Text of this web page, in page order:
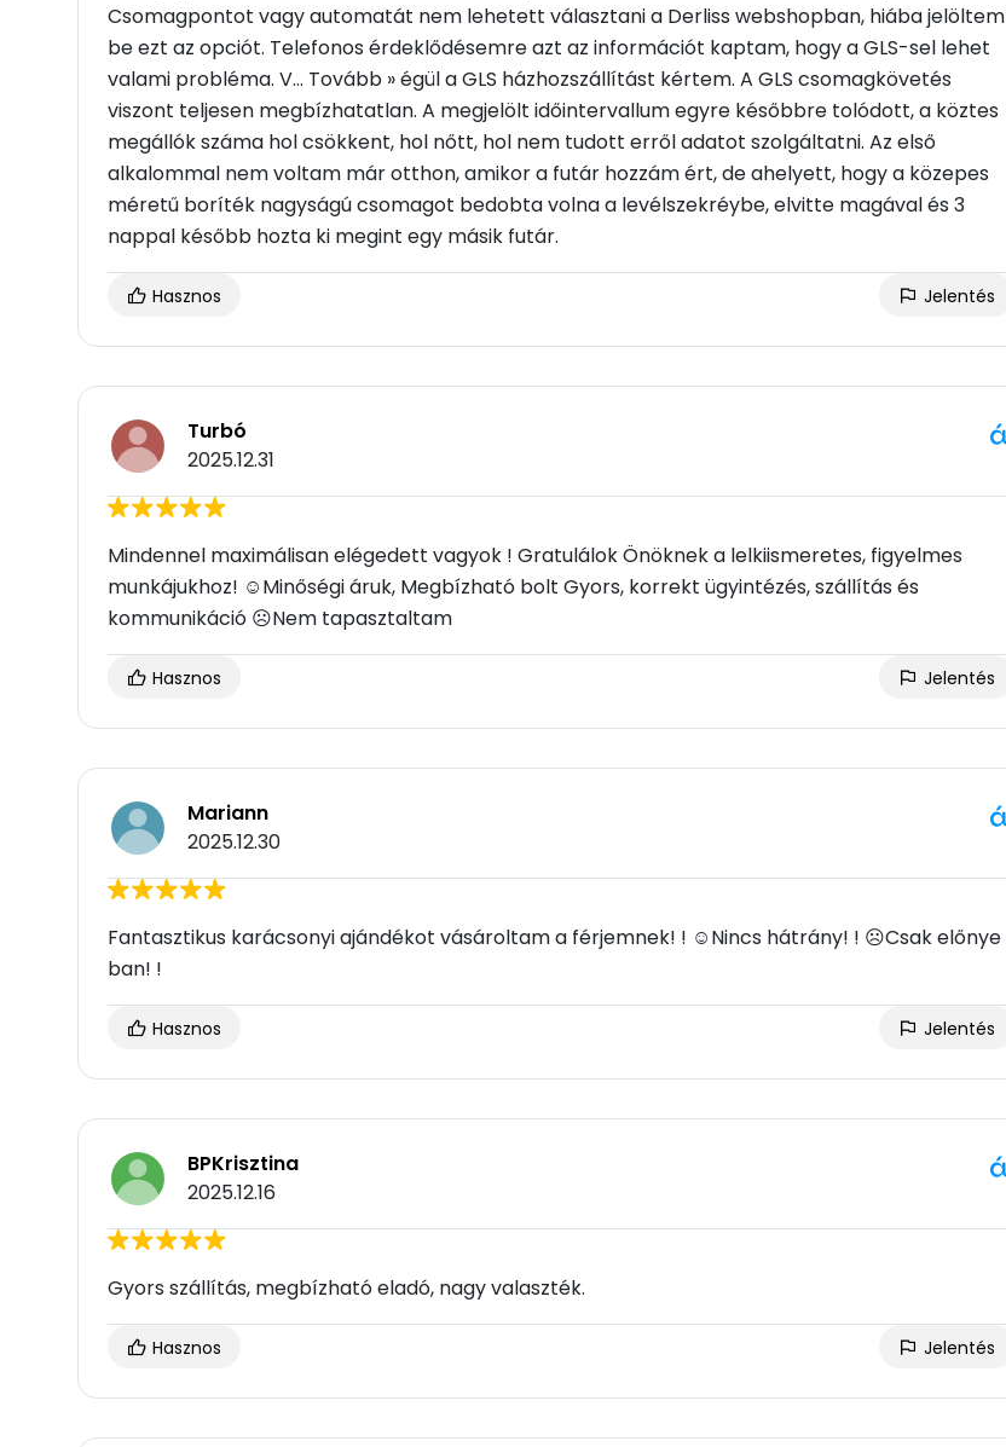
Csomagpontot vagy automatát nem lehetett választani a Derliss webshopban, hiába jelöltem
be ezt az opciót. Telefonos érdeklődésemre azt az információt kaptam, hogy a GLS-sel lehet
valami probléma. V... Tovább » égül a GLS házhozszállítást kértem. A GLS csomagkövetés
viszont teljesen megbízhatatlan. A megjelölt időintervallum egyre későbbre tolódott, a köztes
megállók száma hol csökkent, hol nőtt, hol nem tudott erről adatot szolgáltatni. Az első
alkalommal nem voltam már otthon, amikor a futár hozzám ért, de ahelyett, hogy a közepes
méretű boríték nagyságú csomagot bedobta volna a levélszekréybe, elvitte magával és 3
nappal később hozta ki megint egy másik futár.
Hasznos Jelentés
Turbó
2025.12.31
Mindennel maximálisan elégedett vagyok ! Gratulálok Önöknek a lelkiismeretes, figyelmes
munkájukhoz! ☺Minőségi áruk, Megbízható bolt Gyors, korrekt ügyintézés, szállítás és
kommunikáció ☹Nem tapasztaltam
Hasznos Jelentés
Mariann
2025.12.30
Fantasztikus karácsonyi ajándékot vásároltam a férjemnek! ! ☺Nincs hátrány! ! ☹Csak előnye
ban! !
Hasznos Jelentés
BPKrisztina
2025.12.16
Gyors szállítás, megbízható eladó, nagy valaszték.
Hasznos Jelentés